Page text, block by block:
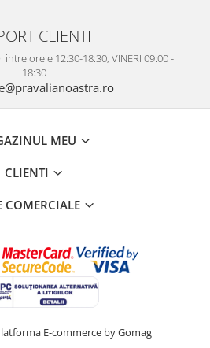
CLIENTI
intre orele 12:30-18:30, VINERI 09:00 -
18:30
MEU
CLIENTI
COMERCIALE
E-commerce by Gomag